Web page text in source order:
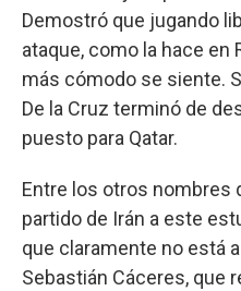
Demostró que jugando
ataque, como la hace en
más cómodo se siente.
De la Cruz terminó de
puesto para Qatar.
Entre los otros nombres
partido de Irán a este
que claramente no está
Sebastián Cáceres, que